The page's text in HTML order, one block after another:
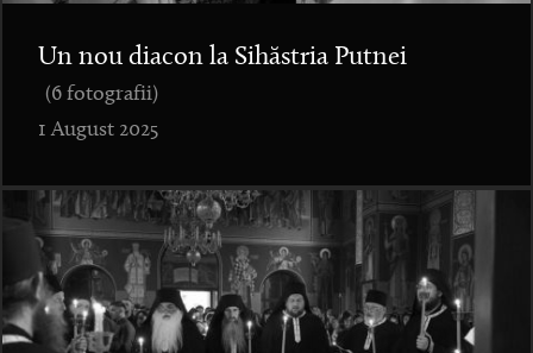
Un nou diacon la Sihăstria Putnei
(6 fotografii)
1 August 2025